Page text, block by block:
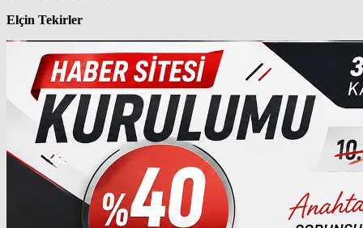
Elçin Tekirler